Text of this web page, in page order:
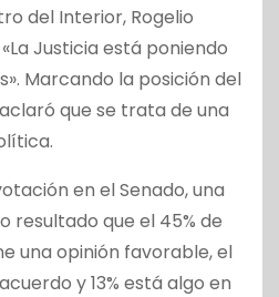
del Interior, Rogelio
Justicia está poniendo
Marcando la posición del
que se trata de una
en el Senado, una
resultado que el 45% de
una opinión favorable, el
y 13% está algo en